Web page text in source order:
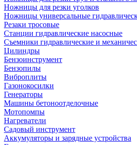
Ножницы для резки уголков
Ножницы универсальные
Резаки тросовые
Станции гидравлические насосные
Съемники гидравлические и
Цилиндры
Бензоинструмент
Бензопилы
Виброплиты
Газонокосилки
Генераторы
Машины бетоноотделочные
Мотопомпы
Нагреватели
Садовый инструмент
Аккумуляторы и зарядные устройства